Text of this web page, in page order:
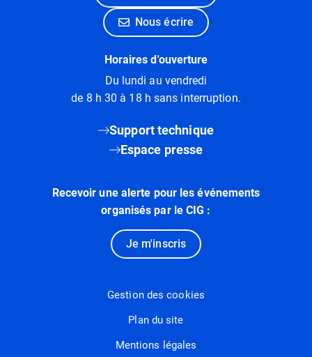
Nous écrire
Horaires d'ouverture
Du lundi au vendredi
de 8 h 30 à 18 h sans interruption.
Support technique
Espace presse
Recevoir une alerte pour les événements
organisés par le CIG :
Je m'inscris
Gestion des cookies
Plan du site
Mentions légales